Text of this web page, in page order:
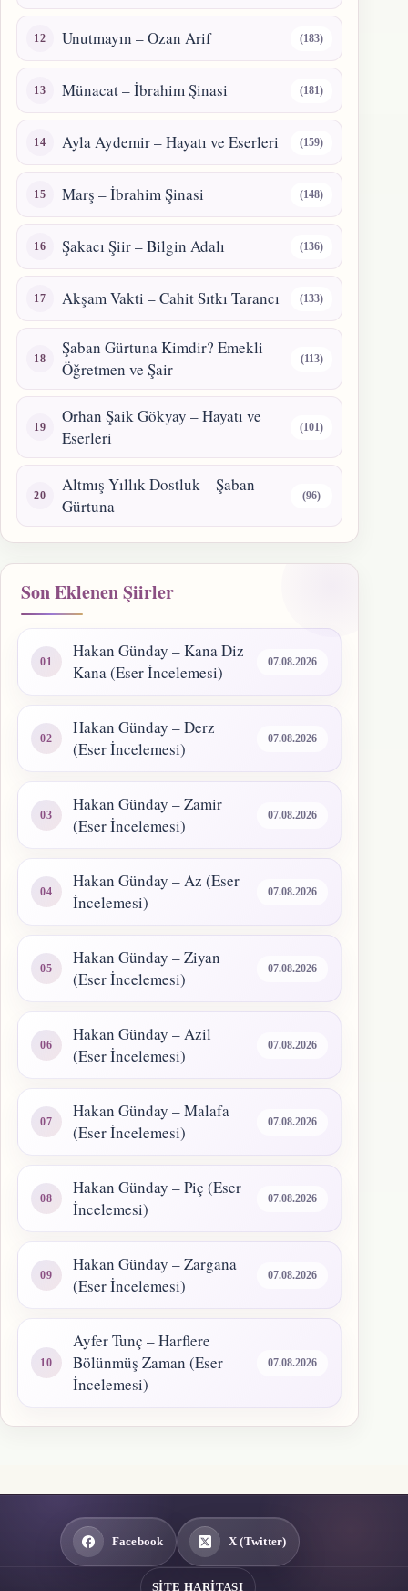
Unutmayın – Ozan Arif (183)
Münacat – İbrahim Şinasi (181)
Ayla Aydemir – Hayatı ve Eserleri (159)
Marş – İbrahim Şinasi (148)
Şakacı Şiir – Bilgin Adalı (136)
Akşam Vakti – Cahit Sıtkı Tarancı (133)
Şaban Gürtuna Kimdir? Emekli
Öğretmen ve Şair
(113)
Orhan Şaik Gökyay – Hayatı ve
Eserleri
(101)
Altmış Yıllık Dostluk – Şaban
Gürtuna
(96)
Son Eklenen Şiirler
Hakan Günday – Kana Diz
Kana (Eser İncelemesi)
07.08.2026
Hakan Günday – Derz
(Eser İncelemesi)
07.08.2026
Hakan Günday – Zamir
(Eser İncelemesi)
07.08.2026
Hakan Günday – Az (Eser
İncelemesi)
07.08.2026
Hakan Günday – Ziyan
(Eser İncelemesi)
07.08.2026
Hakan Günday – Azil
(Eser İncelemesi)
07.08.2026
Hakan Günday – Malafa
(Eser İncelemesi)
07.08.2026
Hakan Günday – Piç (Eser
İncelemesi)
07.08.2026
Hakan Günday – Zargana
(Eser İncelemesi)
07.08.2026
Ayfer Tunç – Harflere
Bölünmüş Zaman (Eser
İncelemesi)
07.08.2026
Facebook X (Twitter)
SITE HARITASI